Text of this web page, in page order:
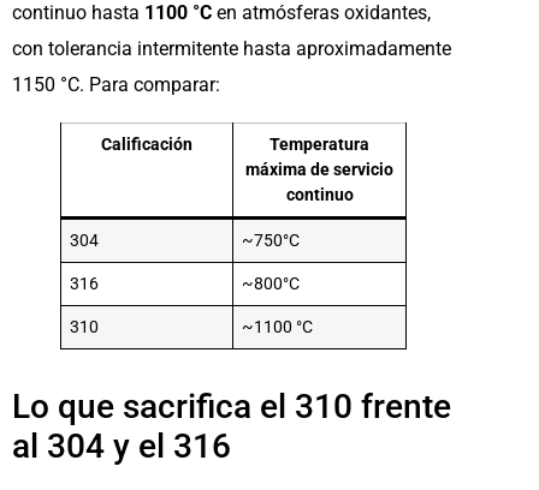
continuo hasta 1100 °C en atmósferas oxidantes,
con tolerancia intermitente hasta aproximadamente
1150 °C. Para comparar:
Calificación
Temperatura
máxima de servicio
continuo
304 ~750°C
316 ~800°C
310 ~1100 °C
Lo que sacrifica el 310 frente
al 304 y el 316